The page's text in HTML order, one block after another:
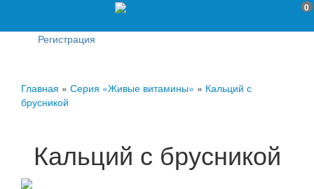
0
Регистрация
Главная » Серия «Живые витамины» » Кальций с
брусникой
Кальций с брусникой